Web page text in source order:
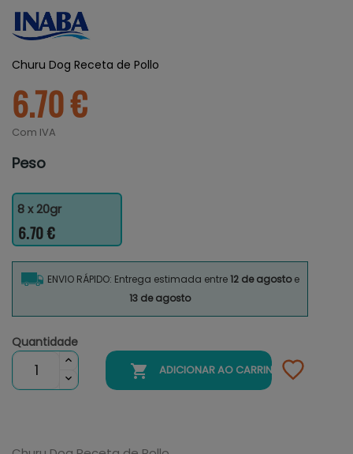
Churu Dog Receta de Pollo
6.70 €
Com IVA
Peso
8 x 20gr
6.70 €
ENVIO RÁPIDO: Entrega estimada entre12 de agostoe
13 de agosto
Quantidade
 ADICIONAR AO CARRINHO